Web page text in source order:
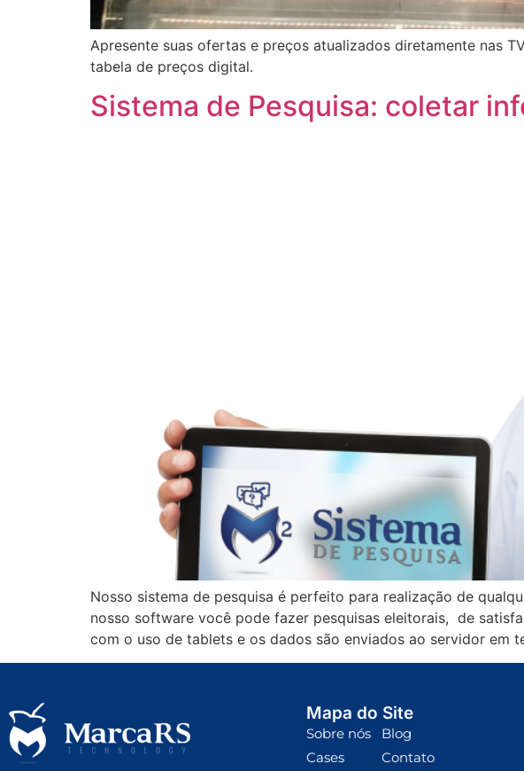
Apresente suas ofertas e preços atualizados diretamente nas
tabela de preços digital.
Sistema de Pesquisa: coletar
Nosso sistema de pesquisa é perfeito para realização de
nosso software você pode fazer pesquisas eleitorais, de
com o uso de tablets e os dados são enviados ao servidor em
Mapa do Site
Sobre nós
Cases
Blog
Contato